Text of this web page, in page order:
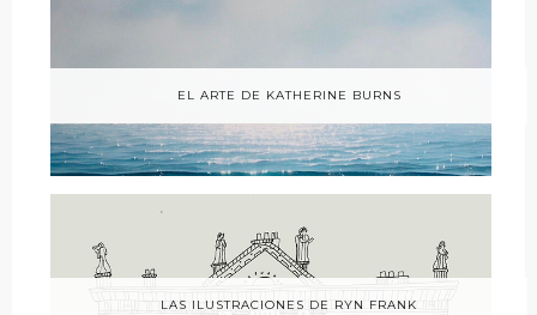
EL ARTE DE KATHERINE BURNS
LAS ILUSTRACIONES DE RYN FRANK